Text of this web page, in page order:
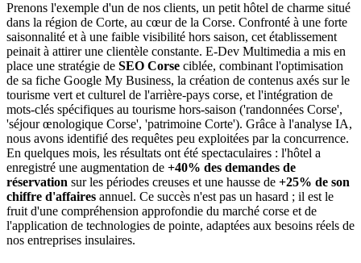
Prenons l'exemple d'un de nos clients, un petit hôtel de charme situé
dans la région de Corte, au cœur de la Corse. Confronté à une forte
saisonnalité et à une faible visibilité hors saison, cet établissement
peinait à attirer une clientèle constante. E-Dev Multimedia a mis en
place une stratégie de SEO Corse ciblée, combinant l'optimisation
de sa fiche Google My Business, la création de contenus axés sur le
tourisme vert et culturel de l'arrière-pays corse, et l'intégration de
mots-clés spécifiques au tourisme hors-saison ('randonnées Corse',
'séjour œnologique Corse', 'patrimoine Corte'). Grâce à l'analyse IA,
nous avons identifié des requêtes peu exploitées par la concurrence.
En quelques mois, les résultats ont été spectaculaires : l'hôtel a
enregistré une augmentation de +40% des demandes de
réservation sur les périodes creuses et une hausse de +25% de son
chiffre d'affaires annuel. Ce succès n'est pas un hasard ; il est le
fruit d'une compréhension approfondie du marché corse et de
l'application de technologies de pointe, adaptées aux besoins réels de
nos entreprises insulaires.